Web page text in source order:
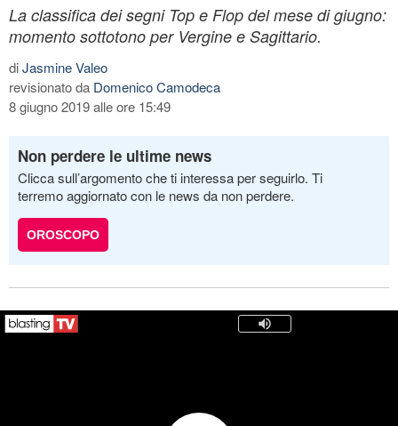
La classifica dei segni Top e Flop del mese di giugno:
momento sottotono per Vergine e Sagittario.
diJasmine Valeo
revisionato da Domenico Camodeca
8 giugno 2019 alle ore 15:49
Non perdere le ultime news
Clicca sull’argomento che ti interessa per seguirlo. Ti
terremo aggiornato con le news da non perdere.
OROSCOPO